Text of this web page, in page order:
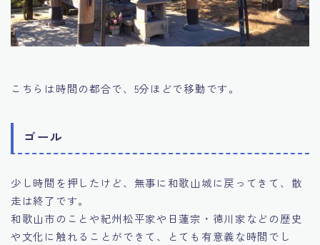
こちらは時間の都合で、5分ほどで移動です。
ゴール
少し時間を押したけど、無事に和歌山城に戻ってきて、散
走は終了です。
和歌山市のことや紀州松平家や日蓮宗・徳川家などの歴史
や文化に触れることができて、とても有意義な時間でし